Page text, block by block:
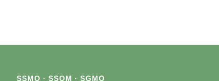
SSMO · SSOM · SGMO